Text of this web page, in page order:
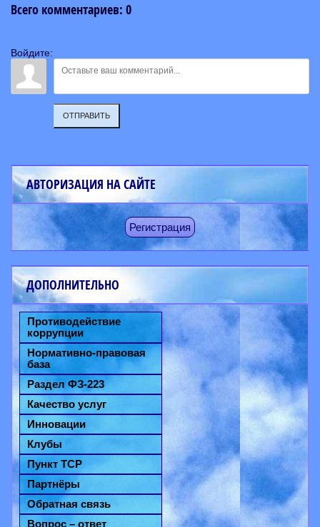
Всего комментариев: 0
Войдите:
ОТПРАВИТЬ
АВТОРИЗАЦИЯ НА САЙТЕ
Регистрация
ДОПОЛНИТЕЛЬНО
Противодействие
коррупции
Нормативно-правовая
база
Раздел ФЗ-223
Качество услуг
Инновации
Клубы
Пункт ТСР
Партнёры
Обратная связь
Вопрос – ответ